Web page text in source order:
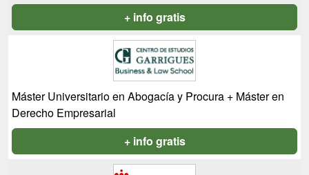
+ info gratis
Máster Universitario en Abogacía y Procura + Máster en
Derecho Empresarial
+ info gratis